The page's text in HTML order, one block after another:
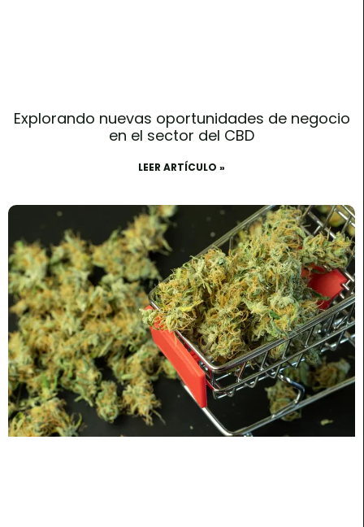
Explorando nuevas oportunidades de negocio
en el sector del CBD
LEER ARTÍCULO »